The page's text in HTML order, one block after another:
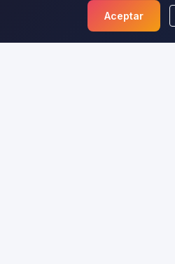
WikiAprendizaje
Aceptar